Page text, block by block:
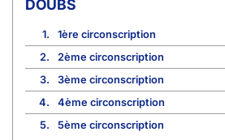
DOUBS
1.
1ère circonscription
2.
2ème circonscription
3.
3ème circonscription
4.
4ème circonscription
5.
5ème circonscription